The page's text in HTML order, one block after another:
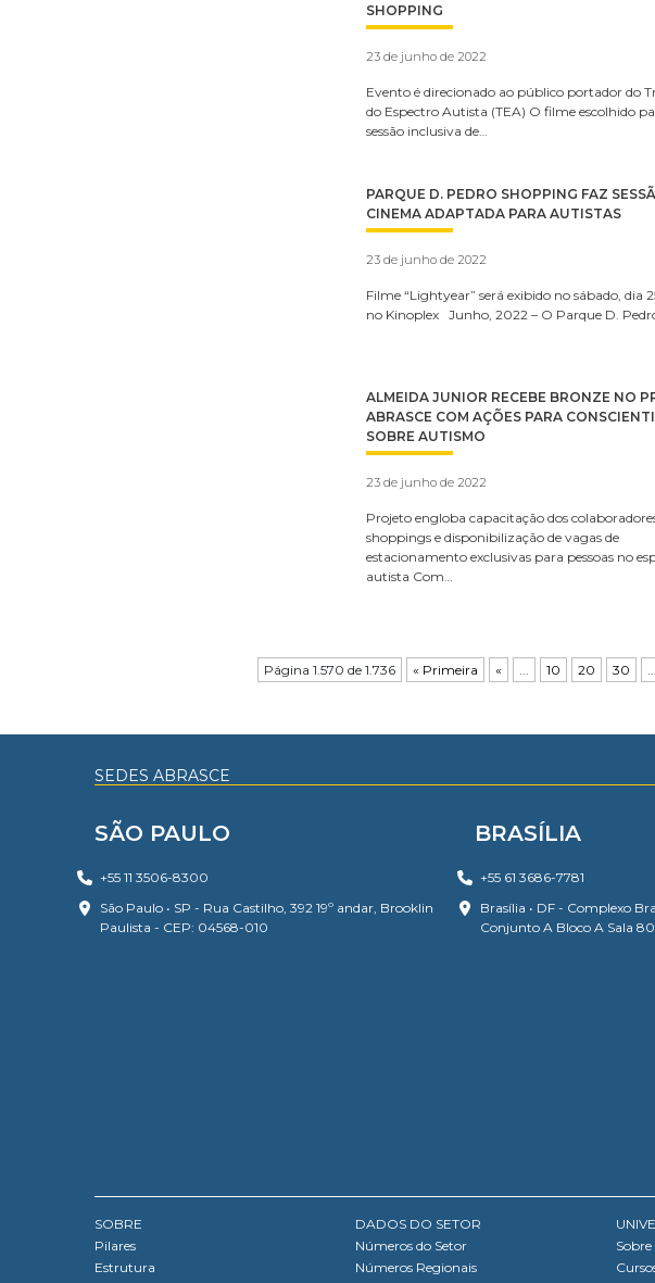
SHOPPING
23 de junho de 2022
Evento é direcionado ao público portador do
do Espectro Autista (TEA) O filme escolhido
sessão inclusiva de…
PARQUE D. PEDRO SHOPPING FAZ
CINEMA ADAPTADA PARA AUTISTAS
23 de junho de 2022
Filme “Lightyear” será exibido no sábado, dia
no Kinoplex Junho, 2022 – O Parque D.
ALMEIDA JUNIOR RECEBE BRONZE NO
ABRASCE COM AÇÕES PARA
SOBRE AUTISMO
23 de junho de 2022
Projeto engloba capacitação dos
shoppings e disponibilização de vagas de
estacionamento exclusivas para pessoas no
autista Com…
Página 1.570 de 1.736 « Primeira « 10 20 30
SEDES ABRASCE
SÃO PAULO
+55 11 3506-8300
São Paulo • SP - Rua Castilho, 392 19º andar, Brooklin
Paulista - CEP: 04568-010
BRASÍLIA
+55 61 3686-7781
Brasília • DF - Complexo
Conjunto A Bloco A Sala
SOBRE
Pilares
Estrutura
DADOS DO SETOR
Números do Setor
Números Regionais